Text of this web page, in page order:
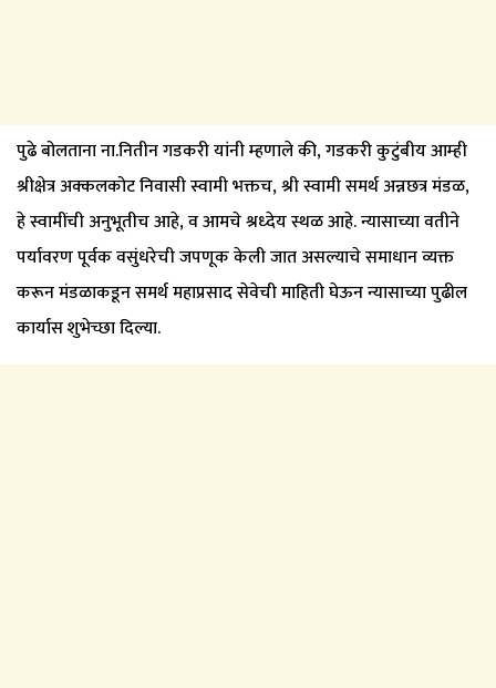
पुढे बोलताना ना.नितीन गडकरी यांनी म्हणाले की, गडकरी कुटुंबीय आम्ही
श्रीक्षेत्र अक्कलकोट निवासी स्वामी भक्तच, श्री स्वामी समर्थ अन्नछत्र मंडळ,
हे स्वामींची अनुभूतीच आहे, व आमचे श्रध्देय स्थळ आहे. न्यासाच्या वतीने
पर्यावरण पूर्वक वसुंधरेची जपणूक केली जात असल्याचे समाधान व्यक्त
करून मंडळाकडून समर्थ महाप्रसाद सेवेची माहिती घेऊन न्यासाच्या पुढील
कार्यास शुभेच्छा दिल्या.